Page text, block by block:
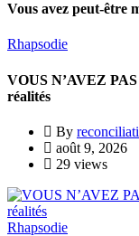
Vous avez peut-être
Rhapsodie
VOUS N’AVEZ
réalités
By
août 9, 2026
29 views
Rhapsodie